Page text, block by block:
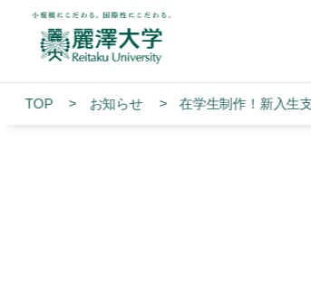
TOP お知らせ 在学生制作！新入生